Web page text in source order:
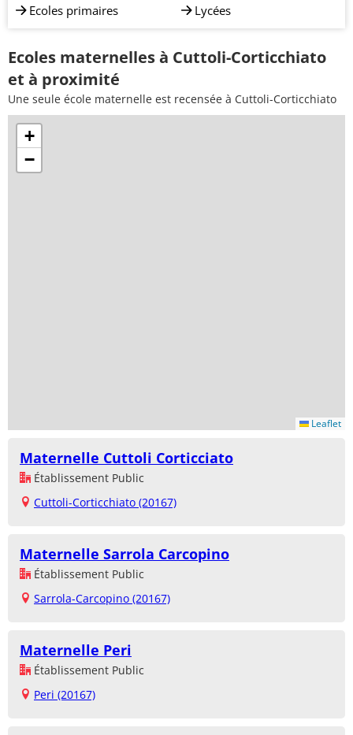
Ecoles primaires
Lycées
Ecoles maternelles à Cuttoli-Corticchiato
et à proximité
Une seule école maternelle est recensée à Cuttoli-Corticchiato
+
−
Leaflet
Maternelle Cuttoli Corticciato
Établissement Public
Cuttoli-Corticchiato (20167)
Maternelle Sarrola Carcopino
Établissement Public
Sarrola-Carcopino (20167)
Maternelle Peri
Établissement Public
Peri (20167)